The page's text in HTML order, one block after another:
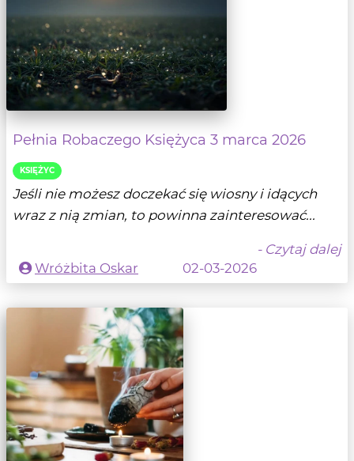
Pełnia Robaczego Księżyca 3 marca 2026
KSIĘŻYC
Jeśli nie możesz doczekać się wiosny i idących
wraz z nią zmian, to powinna zainteresować...
- Czytaj dalej
Wróżbita Oskar
02-03-2026